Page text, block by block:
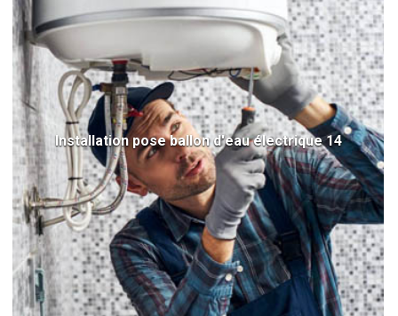
Installation pose ballon d'eau électrique 14